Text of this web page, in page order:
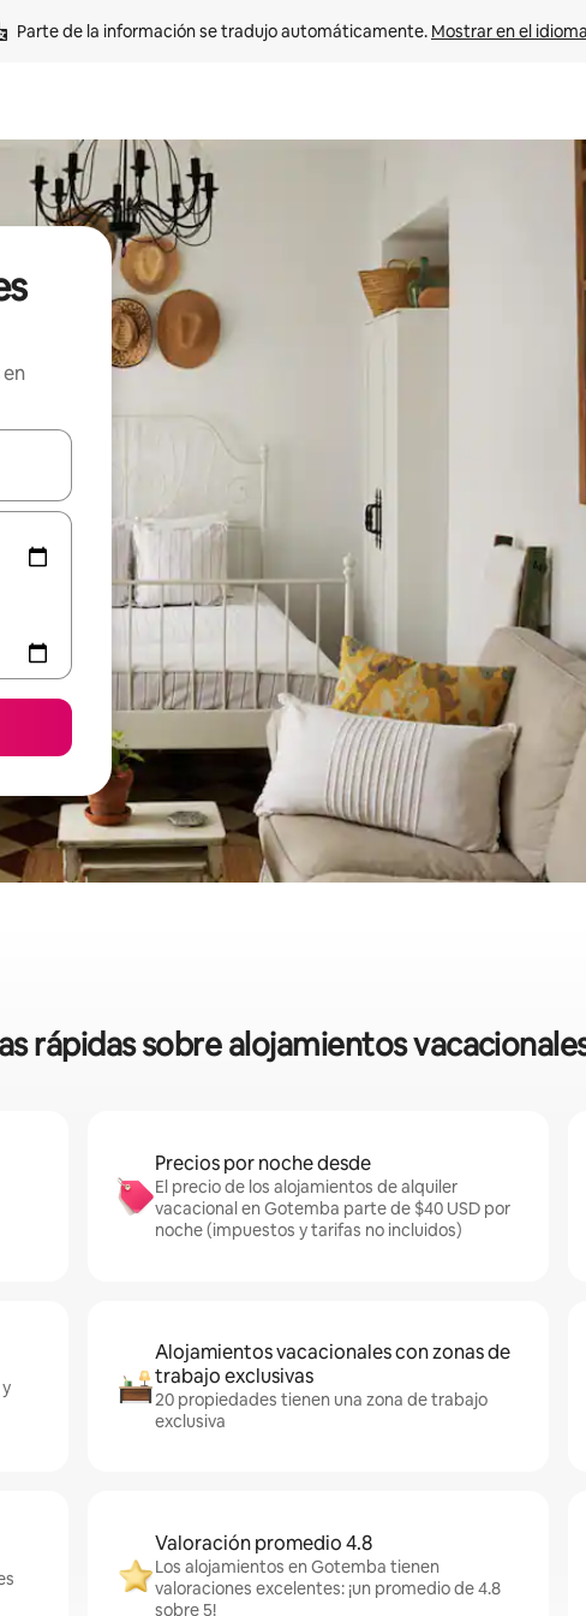
Parte de la información se tradujo automáticamente. Mostrar en el
con las teclas de flecha hacia arriba y hacia abajo o explora con el
rápidas sobre alojamientos
Precios por noche desde
El precio de los alojamientos de alquiler
vacacional en Gotemba parte de $40 USD por
noche (impuestos y tarifas no incluidos)
Alojamientos vacacionales con zonas de
trabajo exclusivas
20 propiedades tienen una zona de trabajo
exclusiva
Valoración promedio 4.8
Los alojamientos en Gotemba tienen
valoraciones excelentes: ¡un promedio de 4.8
sobre 5!